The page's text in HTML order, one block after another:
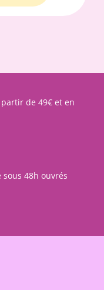
de 49€ et en
48h ouvrés